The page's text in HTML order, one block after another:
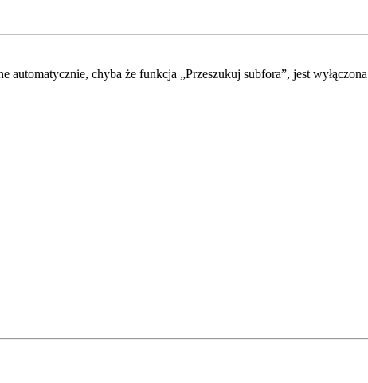
automatycznie, chyba że funkcja „Przeszukuj subfora”, jest